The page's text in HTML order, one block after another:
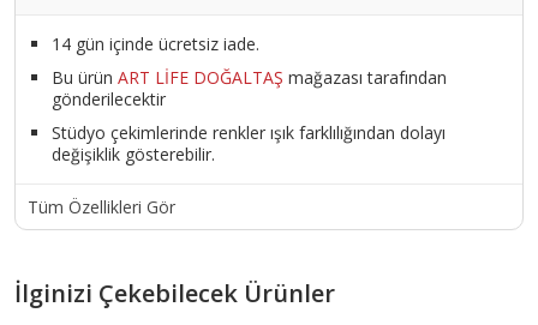
14 gün içinde ücretsiz iade.
Bu ürün ART LİFE DOĞALTAŞ mağazası tarafından
gönderilecektir
Stüdyo çekimlerinde renkler ışık farklılığından dolayı
değişiklik gösterebilir.
Tüm Özellikleri Gör
İlginizi Çekebilecek Ürünler